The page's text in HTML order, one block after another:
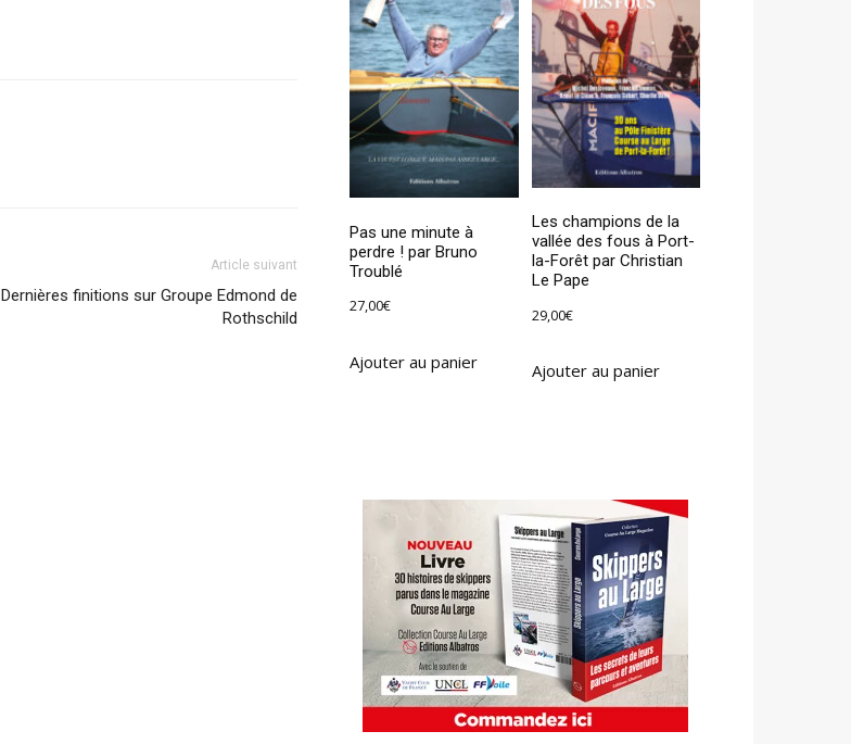
Article suivant
Dernières finitions sur Groupe Edmond de
Rothschild
Pas une minute à
perdre ! par Bruno
Troublé
27,00€
Ajouter au panier
Les champions de la
vallée des fous à Port-
la-Forêt par Christian
Le Pape
29,00€
Ajouter au panier